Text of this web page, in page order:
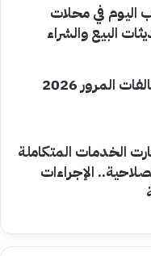
اليوم في محلات
البيع والشراء
الاستعلام عن مخالفات المرور 2026
الخدمات المتكاملة
الإجراءات